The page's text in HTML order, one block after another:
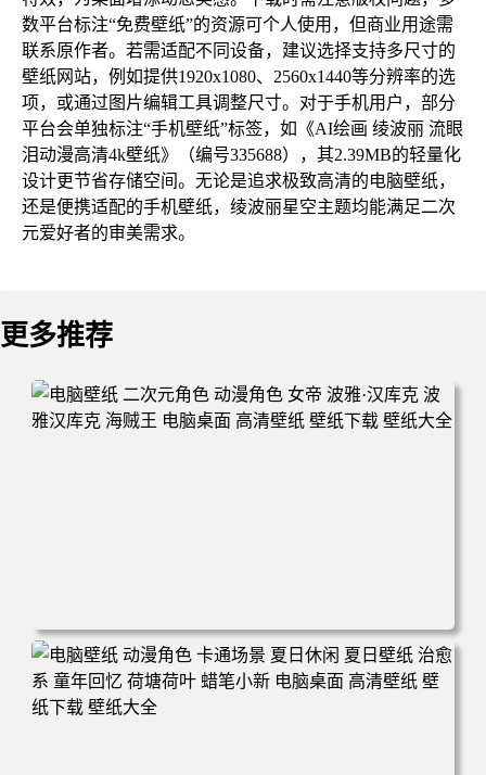
数平台标注“免费壁纸”的资源可个人使用，但商业用途需
联系原作者。若需适配不同设备，建议选择支持多尺寸的
壁纸网站，例如提供1920x1080、2560x1440等分辨率的选
项，或通过图片编辑工具调整尺寸。对于手机用户，部分
平台会单独标注“手机壁纸”标签，如《AI绘画 绫波丽 流眼
泪动漫高清4k壁纸》（编号335688），其2.39MB的轻量化
设计更节省存储空间。无论是追求极致高清的电脑壁纸，
还是便携适配的手机壁纸，绫波丽星空主题均能满足二次
元爱好者的审美需求。
更多推荐
电脑壁纸 二次元角色 动漫角色 女帝 波雅·汉库克 波雅汉库
克 海贼王 电脑桌面 高清壁纸 壁纸下载 壁纸大全